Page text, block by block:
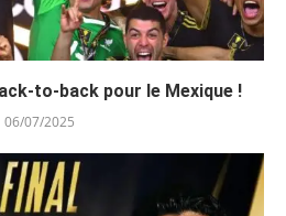
to-back pour le Mexique !
06/07/2025